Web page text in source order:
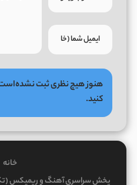
هنوز هیچ نظری ثبت نشده‌است،
کنید.
خانه
پخش سراسری آهنگ و ریمیکس (تک